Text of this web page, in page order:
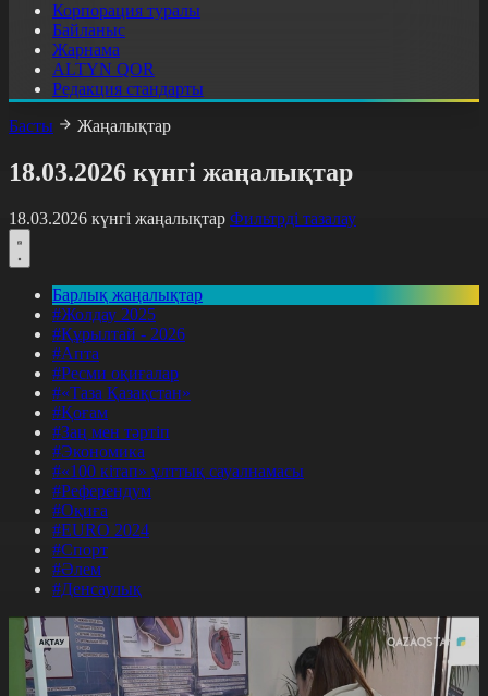
Корпорация туралы
Байланыс
Жарнама
ALTYN QOR
Редакция стандарты
Басты
Жаңалықтар
18.03.2026 күнгі жаңалықтар
18.03.2026 күнгі жаңалықтар Фильтрді тазалау
Барлық жаңалықтар
#Жолдау 2025
#Құрылтай - 2026
#Апта
#Ресми оқиғалар
#«Таза Қазақстан»
#Қоғам
#Заң мен тәртіп
#Экономика
#«100 кітап» ұлттық сауалнамасы
#Референдум
#Оқиға
#EURO 2024
#Спорт
#Әлем
#Денсаулық